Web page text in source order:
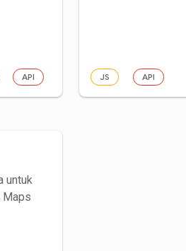
API JS API
untuk
Maps